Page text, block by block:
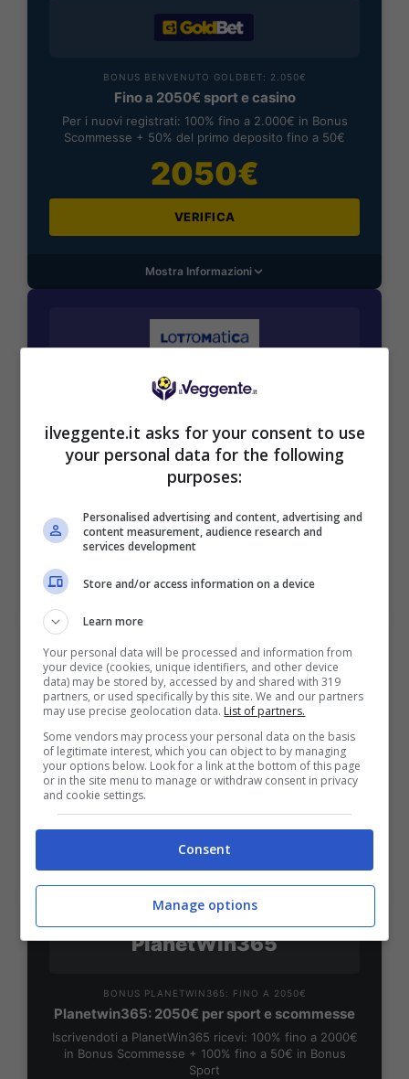
BONUS BENVENUTO GOLDBET: 2.050€
Fino a 2050€ sport e casino
Per i nuovi registrati: 100% fino a 2.000€ in Bonus
Scommesse + 50% del primo deposito fino a 50€
2050€
VERIFICA
Mostra Informazioni
BONUS BENVENUTO LOTTOMATICA: 2050€
Per i nuovi utenti della piattaforma: 100% fino a 50€ in
Bonus Scommesse + 100% fino a 2000€ in Bonus
Sport
VERIFICA
SNAI
Bonus Benvenuto Sport: fino a 1.000€
50% sul deposito fino a 50€
1000€
PlanetWin365
BONUS PLANETWIN365: FINO A 2050€
Planetwin365: 2050€ per sport e scommesse
Iscrivendoti a PlanetWin365 ricevi: 100% fino a 2000€
in Bonus Scommesse + 100% fino a 50€ in Bonus
Sport
ilveggente.it asks for your consent to use
your personal data for the following
purposes:
Personalised advertising and content, advertising and
content measurement, audience research and
services development
Store and/or access information on a device
Learn more
Your personal data will be processed and information from
your device (cookies, unique identifiers, and other device
data) may be stored by, accessed by and shared with 319
partners, or used specifically by this site. We and our partners
may use precise geolocation data. List of partners.
Some vendors may process your personal data on the basis
of legitimate interest, which you can object to by managing
your options below. Look for a link at the bottom of this page
or in the site menu to manage or withdraw consent in privacy
and cookie settings.
Consent
Manage options